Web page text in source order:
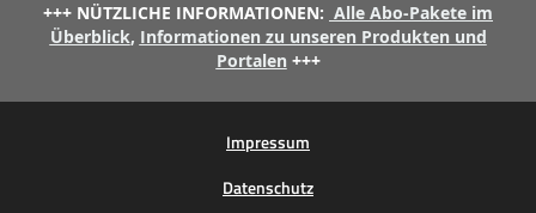
+++ NÜTZLICHE INFORMATIONEN: Alle Abo-Pakete im
Überblick, Informationen zu unseren Produkten und
Portalen +++
Impressum
Datenschutz